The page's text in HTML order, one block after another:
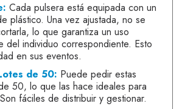
Cada pulsera está equipada con un
plástico. Una vez ajustada, no se
lo que garantiza un uso
del individuo correspondiente. Esto
en sus eventos.
de 50: Puede pedir estas
50, lo que las hace ideales para
fáciles de distribuir y gestionar.